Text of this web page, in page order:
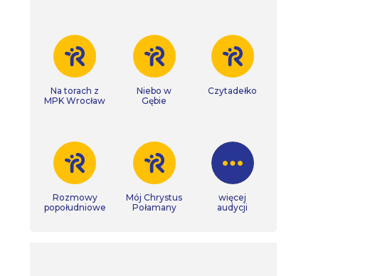
Na torach z
MPK Wrocław
Niebo w
Gębie
Czytadełko
Rozmowy
popołudniowe
Mój Chrystus
Połamany
więcej
audycji